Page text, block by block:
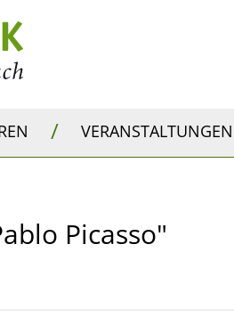
/ VERANSTALTUNGEN
Picasso"